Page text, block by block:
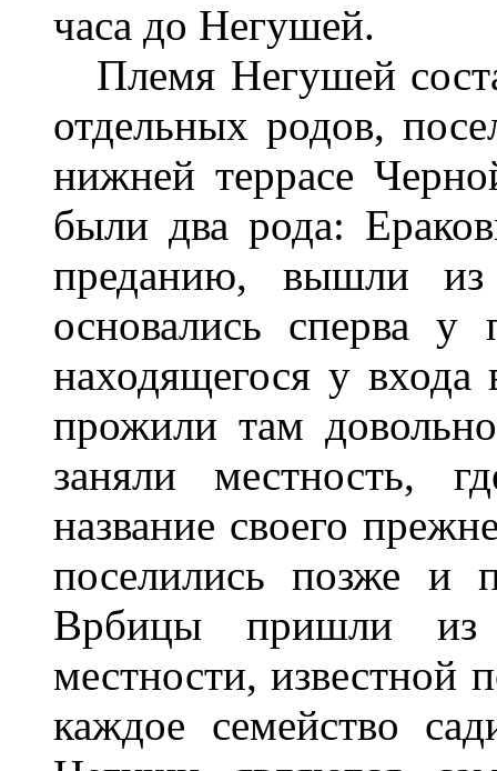
часа до Негушей.
Племя Негушей
отдельных родов,
нижней террасе
были два рода:
преданию, вышли
основались сперва у
находящегося у
прожили там
заняли местность,
название своего
поселились позже и
Врбицы пришли из
местности, известной
каждое семейство